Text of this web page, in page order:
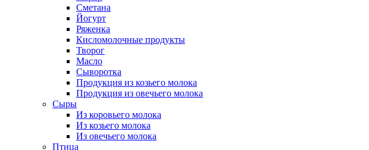
Сметана
Йогурт
Ряженка
Кисломолочные продукты
Творог
Масло
Сыворотка
Продукция из козьего молока
Продукция из овечьего молока
Сыры
Из коровьего молока
Из козьего молока
Из овечьего молока
Птица